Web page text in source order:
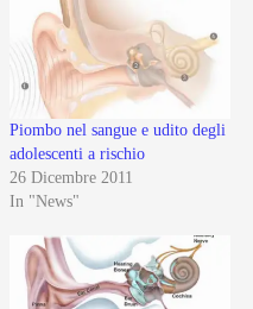
Piombo nel sangue e udito degli
adolescenti a rischio
26 Dicembre 2011
In "News"